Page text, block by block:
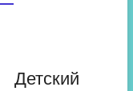
Детский